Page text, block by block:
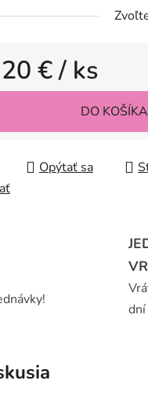
€/ ks
cena:
DO KOŠÍKA
Opýtať sa
dní